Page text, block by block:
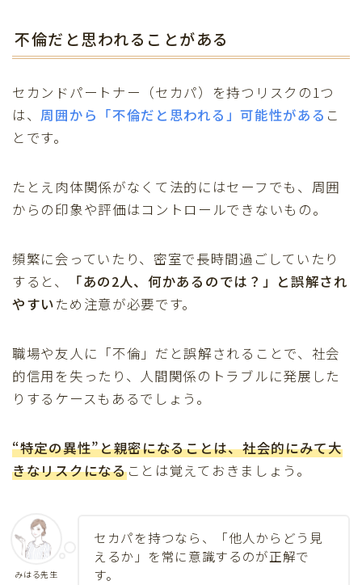
不倫だと思われることがある
セカンドパートナー（セカパ）を持つリスクの1つ
は、 周囲から「不倫だと思われる」可能性がある こ
とです。
たとえ肉体関係がなくて法的にはセーフでも、周囲
からの印象や評価はコントロールできないもの。
頻繁に会っていたり、密室で長時間過ごしていたり
すると、
「あの2人、何かあるのでは？」と誤解され
やすいため注意が必要です。
職場や友人に「不倫」だと誤解されることで、社会
的信用を失ったり、人間関係のトラブルに発展した
りするケースもあるでしょう。
“特定の異性”と親密になることは、社会的にみて大
きなリスクになることは覚えておきましょう。
みはる先生
セカパを持つなら、「他人からどう見
えるか」を常に意識するのが正解で
す。